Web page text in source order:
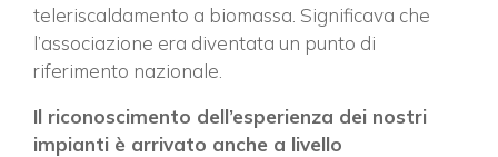
teleriscaldamento a biomassa. Significava che
l’associazione era diventata un punto di
riferimento nazionale.
Il riconoscimento dell’esperienza dei nostri
impianti è arrivato anche a livello